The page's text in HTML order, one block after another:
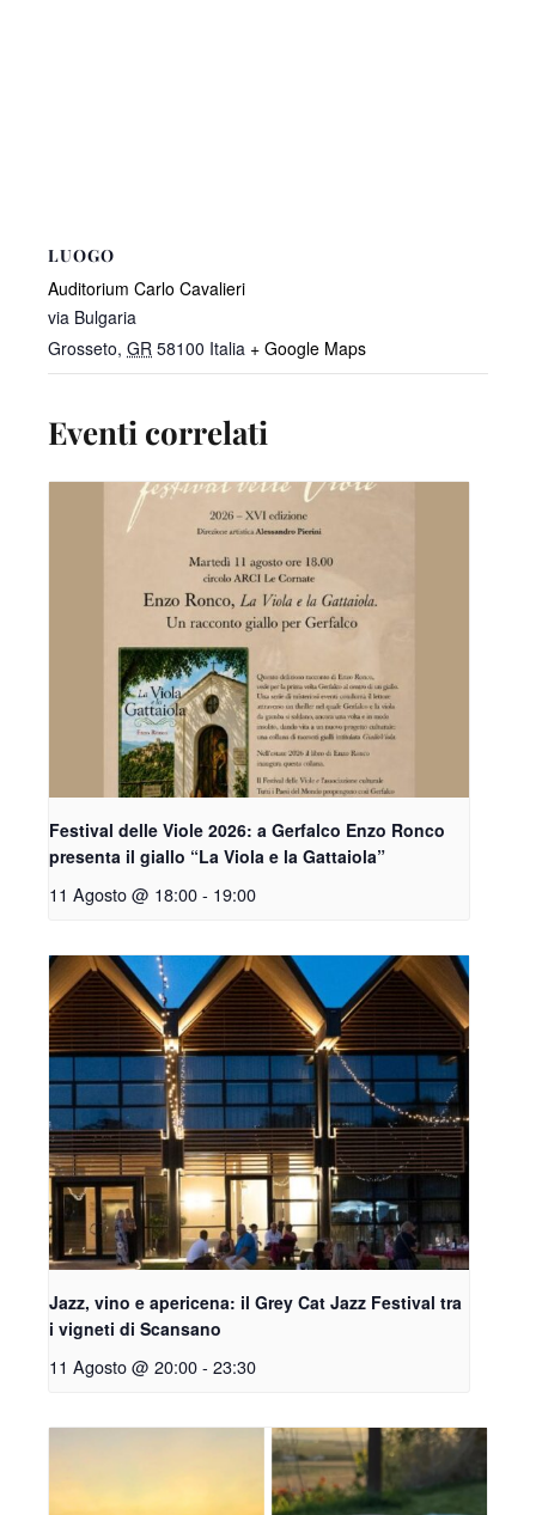
LUOGO
Auditorium Carlo Cavalieri
via Bulgaria
Grosseto, GR 58100 Italia + Google Maps
Eventi correlati
Festival delle Viole 2026: a Gerfalco Enzo Ronco
presenta il giallo “La Viola e la Gattaiola”
11 Agosto @ 18:00- 19:00
Jazz, vino e apericena: il Grey Cat Jazz Festival tra
i vigneti di Scansano
11 Agosto @ 20:00- 23:30